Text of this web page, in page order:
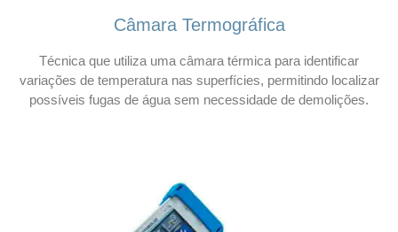
Câmara Termográfica
Técnica que utiliza uma câmara térmica para identificar
variações de temperatura nas superfícies, permitindo localizar
possíveis fugas de água sem necessidade de demolições.